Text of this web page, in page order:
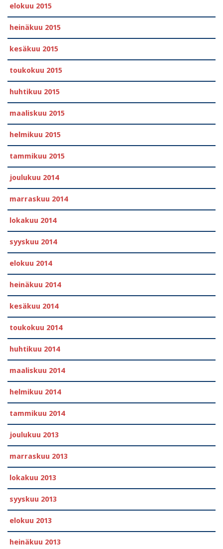
elokuu 2015
heinäkuu 2015
kesäkuu 2015
toukokuu 2015
huhtikuu 2015
maaliskuu 2015
helmikuu 2015
tammikuu 2015
joulukuu 2014
marraskuu 2014
lokakuu 2014
syyskuu 2014
elokuu 2014
heinäkuu 2014
kesäkuu 2014
toukokuu 2014
huhtikuu 2014
maaliskuu 2014
helmikuu 2014
tammikuu 2014
joulukuu 2013
marraskuu 2013
lokakuu 2013
syyskuu 2013
elokuu 2013
heinäkuu 2013